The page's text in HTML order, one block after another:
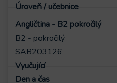
Angličtina - B2 pokročilý
B2 - pokročilý
SAB203126